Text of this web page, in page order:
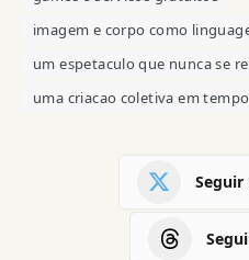
imagem e corpo como
um espetaculo que nunca se
uma criacao coletiva em
Seguir